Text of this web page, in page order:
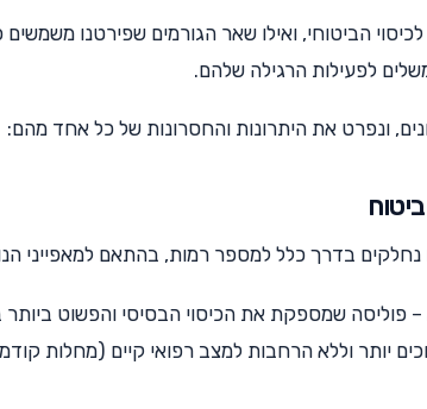
הביטוחי, ואילו שאר הגורמים שפירטנו משמשים
לפעילות הרגילה שלהם.
ונפרט את היתרונות והחסרונות של כל אחד מהם:
בדרך כלל למספר רמות, בהתאם למאפייני
פוליסה שמספקת את הכיסוי הבסיסי והפשוט ביותר
יותר וללא הרחבות למצב רפואי קיים (מחלות